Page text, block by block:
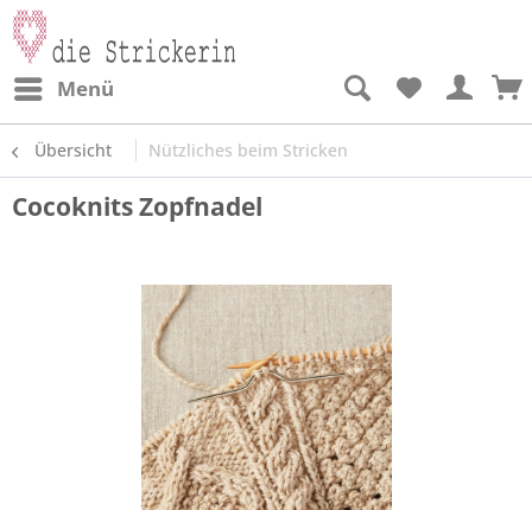
Menü
Übersicht Nützliches beim Stricken
Cocoknits Zopfnadel